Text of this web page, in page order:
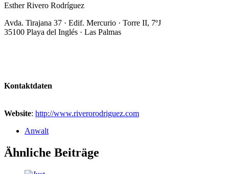
Esther Rivero Rodríguez
Avda. Tirajana 37 · Edif. Mercurio · Torre II, 7ºJ
35100 Playa del Inglés · Las Palmas
Kontaktdaten
Website: http://www.riverorodriguez.com
Anwalt
Ähnliche Beiträge